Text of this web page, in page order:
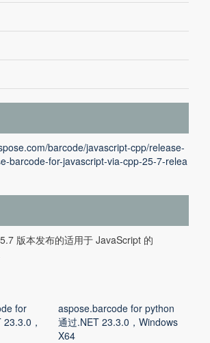
barcode/javascript-cpp/release-
barcode-for-javascript-via-cpp-25-7-relea
版本发布的适用于 JavaScript 的
for
，
aspose.barcode for python
通过.NET 23.3.0，Windows
X64